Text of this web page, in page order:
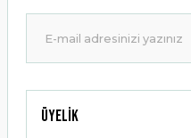
Ürün fiyatı diğer sitelerden
Bu ürüne benzer farklı
Üyelik